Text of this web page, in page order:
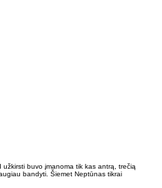
buvo įmanoma tik kas antrą, trečią
bandyti. Šiemet Neptūnas tikrai